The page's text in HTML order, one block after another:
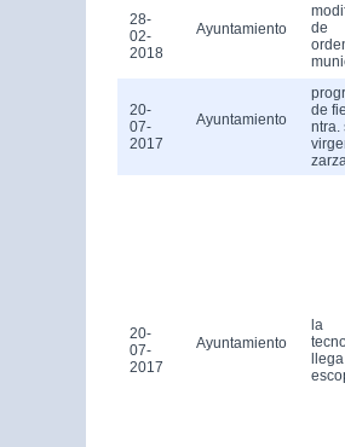
28-
02-
2018
Ayuntamiento
de
20-
07-
2017
Ayuntamiento
de
ntra.
20-
07-
2017
Ayuntamiento
la